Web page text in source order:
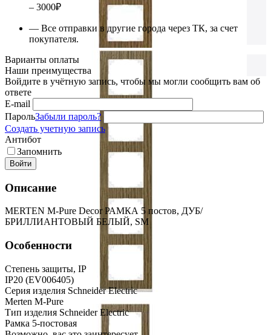
– 3000₽
— Все отправки в другие города через ТК, за счет
покупателя.
Варианты оплаты
Наши преимущества
Войдите в учётную запись, чтобы мы могли сообщить вам об
ответе
E-mail
ПарольЗабыли пароль?
Создать учетную запись
Антибот
Запомнить
Войти
Описание
MERTEN M-Pure Decor РАМКА 5 постов, ДУБ/
БРИЛЛИАНТОВЫЙ БЕЛЫЙ, SM
Особенности
Степень защиты, IP
IP20 (EV006405)
Серия изделия Schneider Electric
Merten M-Pure
Тип изделия Schneider Electric
Рамка 5-постовая